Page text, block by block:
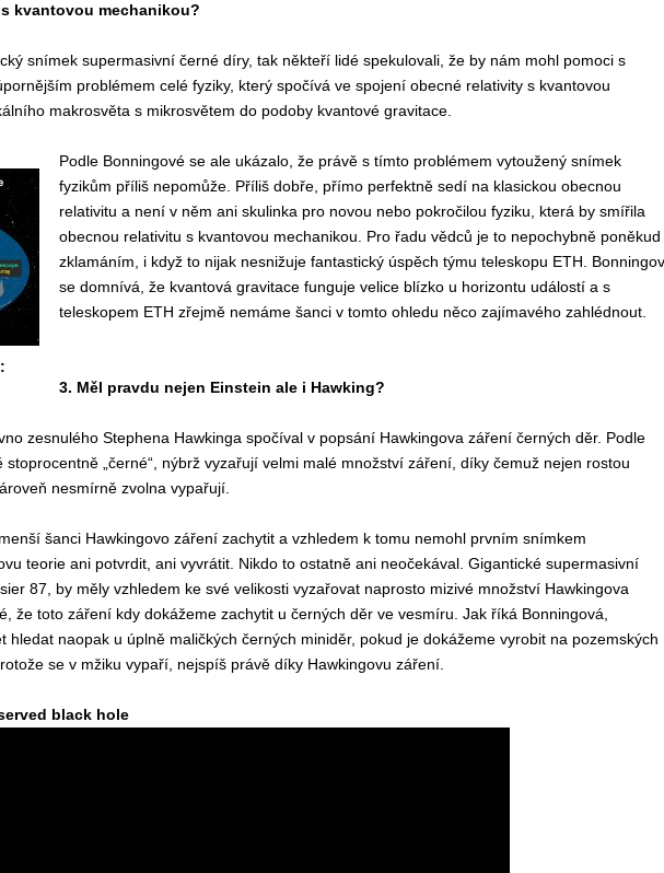
kvantovou mechanikou?
snímek supermasivní černé díry, tak někteří lidé spekulovali, že by nám mohl pomoci s
problémem celé fyziky, který spočívá ve spojení obecné relativity s kvantovou
makrosvěta s mikrosvětem do podoby kvantové gravitace.
Podle Bonningové se ale ukázalo, že právě s tímto problémem vytoužený snímek
fyzikům příliš nepomůže. Příliš dobře, přímo perfektně sedí na klasickou obecnou
relativitu a není v něm ani skulinka pro novou nebo pokročilou fyziku, která by smířila
obecnou relativitu s kvantovou mechanikou. Pro řadu vědců je to nepochybně poněkud
zklamáním, i když to nijak nesnižuje fantastický úspěch týmu teleskopu ETH.
se domnívá, že kvantová gravitace funguje velice blízko u horizontu událostí a s
teleskopem ETH zřejmě nemáme šanci v tomto ohledu něco zajímavého zahlédnout.
3. Měl pravdu nejen Einstein ale i Hawking?
zesnulého Stephena Hawkinga spočíval v popsání Hawkingova záření černých děr. Podle
„černé“, nýbrž vyzařují velmi malé množství záření, díky čemuž nejen rostou
nesmírně zvolna vypařují.
šanci Hawkingovo záření zachytit a vzhledem k tomu nemohl prvním snímkem
teorie ani potvrdit, ani vyvrátit. Nikdo to ostatně ani neočekával. Gigantické supermasivní
87, by měly vzhledem ke své velikosti vyzařovat naprosto mizivé množství Hawkingova
že toto záření kdy dokážeme zachytit u černých děr ve vesmíru. Jak říká Bonningová,
hledat naopak u úplně maličkých černých miniděr, pokud je dokážeme vyrobit na pozemských
se v mžiku vypaří, nejspíš právě díky Hawkingovu záření.
black hole